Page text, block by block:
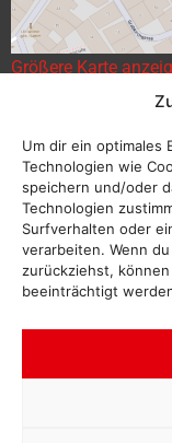
Um dir ein optimales
Technologien wie
speichern und/oder
Technologien
Surfverhalten oder
verarbeiten. Wenn
zurückziehst,
beeinträchtigt
Größere Karte